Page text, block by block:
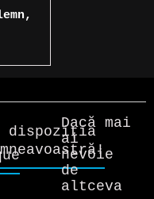
dispoziția
Dacă mai
ai
nevoie
de
altceva